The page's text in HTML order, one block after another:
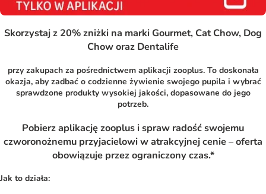
Skorzystaj z 20% zniżki na marki Gourmet, Cat Chow, Dog
Chow oraz Dentalife
przy zakupach za pośrednictwem aplikacji zooplus. To doskonała
okazja, aby zadbać o codzienne żywienie swojego pupila i wybrać
sprawdzone produkty wysokiej jakości, dopasowane do jego
potrzeb.
Pobierz aplikację zooplus i spraw radość swojemu
czworonożnemu przyjacielowi w atrakcyjnej cenie – oferta
obowiązuje przez ograniczony czas.*
Jak to działa: